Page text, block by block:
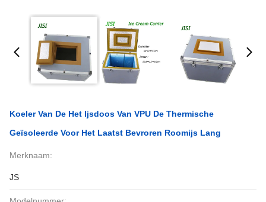
Koeler Van De Het Ijsdoos Van VPU De Thermische
Geïsoleerde Voor Het Laatst Bevroren Roomijs Lang
Merknaam:
JS